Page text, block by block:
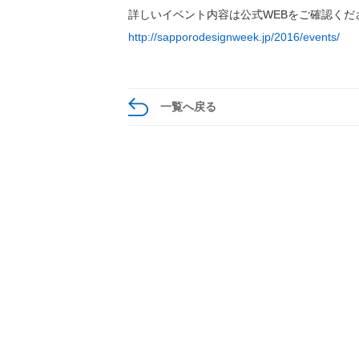
詳しいイベント内容は公式WEBをご確認くだ
http://sapporodesignweek.jp/2016/events/
一覧へ戻る